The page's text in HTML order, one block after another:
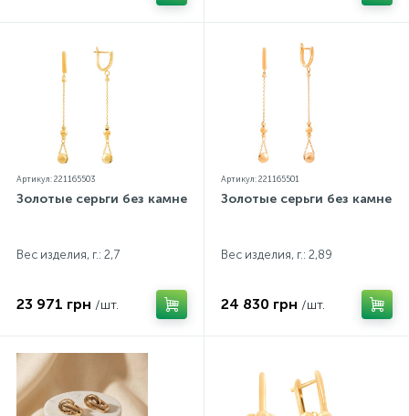
Артикул: 221165503
Золотые серьги без камней
Вес изделия, г.: 2,7
23 971 грн /шт.
Артикул: 221165501
Золотые серьги без камней
Вес изделия, г.: 2,89
24 830 грн /шт.